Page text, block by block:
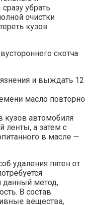
убрать
очистки
кузов
скотча
и выждать 12
масло повторно
кузов автомобиля
ленты, а затем с
в масле —
удаления пятен от
данный метод,
В состав
вещества,